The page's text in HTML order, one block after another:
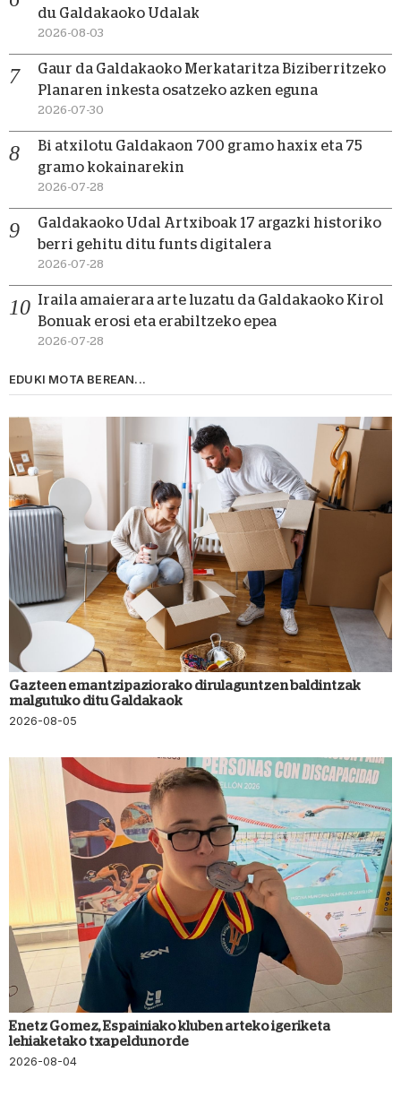
du Galdakaoko Udalak
2026-08-03
Gaur da Galdakaoko Merkataritza Biziberritzeko
Planaren inkesta osatzeko azken eguna
2026-07-30
Bi atxilotu Galdakaon 700 gramo haxix eta 75
gramo kokainarekin
2026-07-28
Galdakaoko Udal Artxiboak 17 argazki historiko
berri gehitu ditu funts digitalera
2026-07-28
Iraila amaierara arte luzatu da Galdakaoko Kirol
Bonuak erosi eta erabiltzeko epea
2026-07-28
EDUKI MOTA BEREAN...
Gazteen emantzipaziorako dirulaguntzen baldintzak
malgutuko ditu Galdakaok
2026-08-05
Enetz Gomez, Espainiako kluben arteko igeriketa
lehiaketako txapeldunorde
2026-08-04